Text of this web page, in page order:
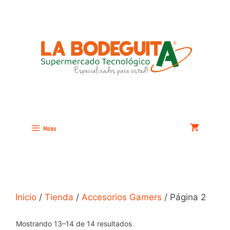
Menu
Inicio / Tienda / Accesorios Gamers / Página 2
Mostrando 13–14 de 14 resultados